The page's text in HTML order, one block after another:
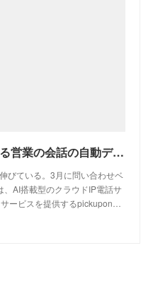
電話から対面まで、あらゆる営業の会話の自動データ化を目指すピクポンが8000万円を調達 | DIAMOND SIGNAL
びている。3月に問い合わせベ
AI搭載型のクラウドIP電話サ
ービスを提供するpickupon…